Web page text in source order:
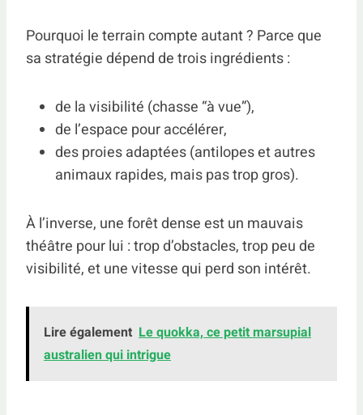
Pourquoi le terrain compte autant ? Parce que
sa stratégie dépend de trois ingrédients :
de la visibilité (chasse “à vue”),
de l’espace pour accélérer,
des proies adaptées (antilopes et autres
animaux rapides, mais pas trop gros).
À l’inverse, une forêt dense est un mauvais
théâtre pour lui : trop d’obstacles, trop peu de
visibilité, et une vitesse qui perd son intérêt.
Lire également Le quokka, ce petit marsupial
australien qui intrigue